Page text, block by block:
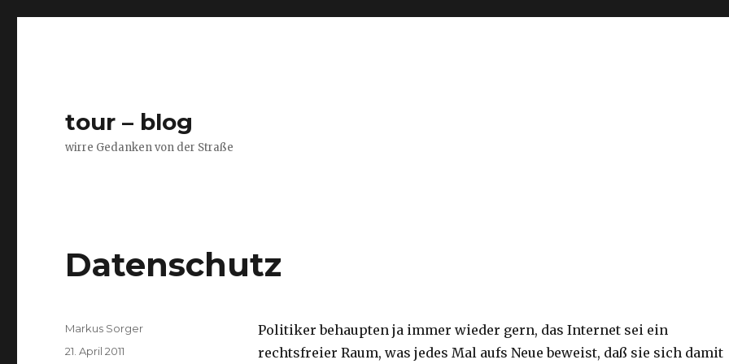
tour – blog
wirre Gedanken von der Straße
Datenschutz
Politiker behaupten ja immer wieder gern, das Internet sei ein
rechtsfreier Raum, was jedes Mal aufs Neue beweist, daß sie sich damit
Autor
Markus Sorger
Veröffentlicht
21. April 2011